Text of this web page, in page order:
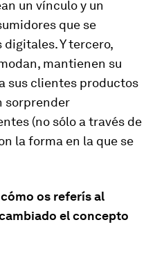
un vínculo y un
que se
Y tercero,
mantienen su
sus clientes productos
sorprender
(no sólo a través de
la forma en la que se
os referís al
el concepto